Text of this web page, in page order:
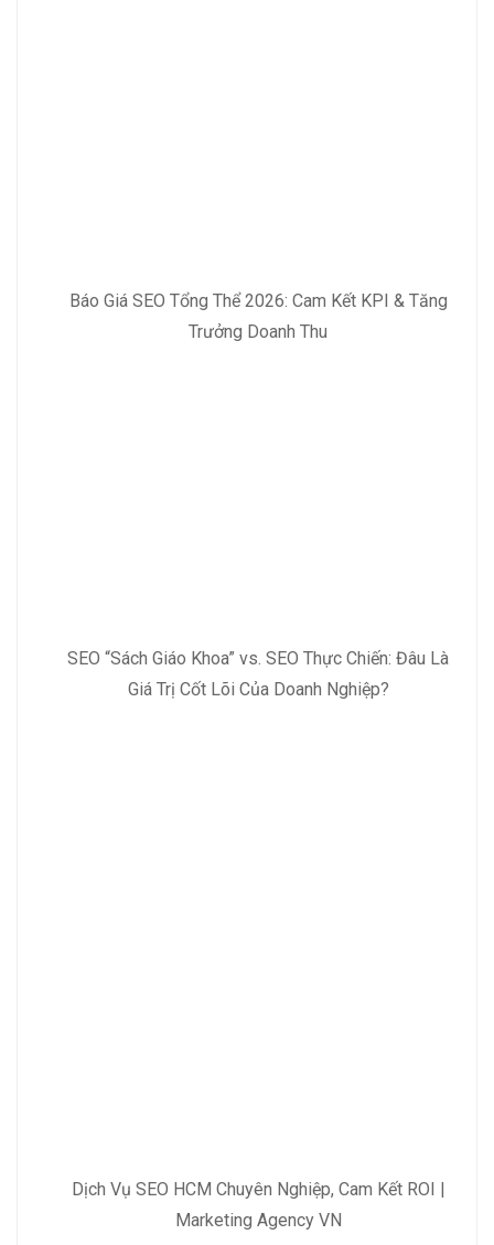
Báo Giá SEO Tổng Thể 2026: Cam Kết KPI & Tăng
Trưởng Doanh Thu
SEO “Sách Giáo Khoa” vs. SEO Thực Chiến: Đâu Là
Giá Trị Cốt Lõi Của Doanh Nghiệp?
Dịch Vụ SEO HCM Chuyên Nghiệp, Cam Kết ROI |
Marketing Agency VN